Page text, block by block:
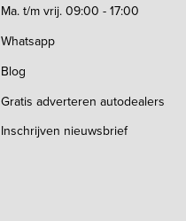
Ma. t/m vrij. 09:00 - 17:00
Whatsapp
Blog
Gratis adverteren autodealers
Inschrijven nieuwsbrief